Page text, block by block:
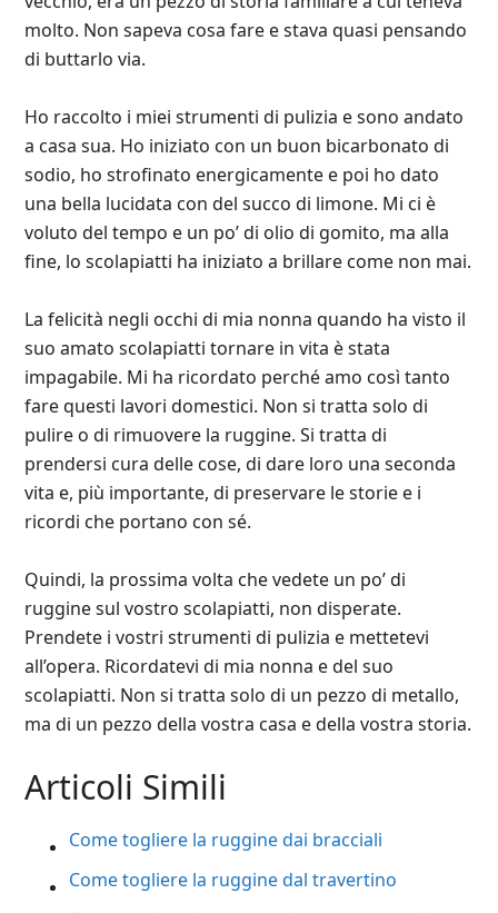
molto. Non sapeva cosa fare e stava quasi pensando
di buttarlo via.
Ho raccolto i miei strumenti di pulizia e sono andato
a casa sua. Ho iniziato con un buon bicarbonato di
sodio, ho strofinato energicamente e poi ho dato
una bella lucidata con del succo di limone. Mi ci è
voluto del tempo e un po’ di olio di gomito, ma alla
fine, lo scolapiatti ha iniziato a brillare come non mai.
La felicità negli occhi di mia nonna quando ha visto il
suo amato scolapiatti tornare in vita è stata
impagabile. Mi ha ricordato perché amo così tanto
fare questi lavori domestici. Non si tratta solo di
pulire o di rimuovere la ruggine. Si tratta di
prendersi cura delle cose, di dare loro una seconda
vita e, più importante, di preservare le storie e i
ricordi che portano con sé.
Quindi, la prossima volta che vedete un po’ di
ruggine sul vostro scolapiatti, non disperate.
Prendete i vostri strumenti di pulizia e mettetevi
all’opera. Ricordatevi di mia nonna e del suo
scolapiatti. Non si tratta solo di un pezzo di metallo,
ma di un pezzo della vostra casa e della vostra storia.
Articoli Simili
Come togliere la ruggine dai bracciali
Come togliere la ruggine dal travertino